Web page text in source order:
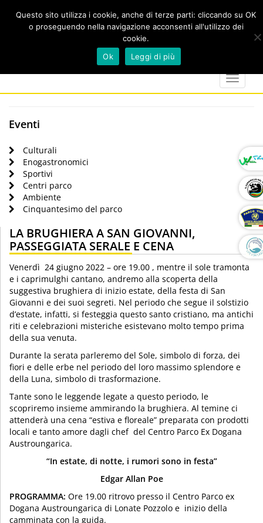
marker
calendar
Toggle
Eventi
Culturali
Enogastronomici
Sportivi
Centri parco
Ambiente
Cinquantesimo del parco
LA BRUGHIERA A SAN GIOVANNI,
PASSEGGIATA SERALE E CENA
Venerdì 24 giugno 2022 – ore 19.00 , mentre il sole tramonta
e i caprimulghi cantano, andremo alla scoperta della
suggestiva brughiera di inizio estate, della festa di San
Giovanni e dei suoi segreti. Nel periodo che segue il solstizio
d’estate, infatti, si festeggia questo santo cristiano, ma antichi
riti e celebrazioni misteriche esistevano molto tempo prima
della sua venuta.
Durante la serata parleremo del Sole, simbolo di forza, dei
fiori e delle erbe nel periodo del loro massimo splendore e
della Luna, simbolo di trasformazione.
Tante sono le leggende legate a questo periodo, le
scopriremo insieme ammirando la brughiera. Al temine ci
attenderà una cena “estiva e floreale” preparata con prodotti
locali e tanto amore dagli chef del Centro Parco Ex Dogana
Austroungarica.
“In estate, di notte, i rumori sono in festa”
Edgar Allan Poe
PROGRAMMA: Ore 19.00 ritrovo presso il Centro Parco ex
Dogana Austroungarica di Lonate Pozzolo e inizio della
camminata con la guida.
Questo sito utilizza i cookie, anche di terze parti: cliccando su OK
o proseguendo nella navigazione acconsenti all'utilizzo dei
cookie.
Ok
Leggi di più